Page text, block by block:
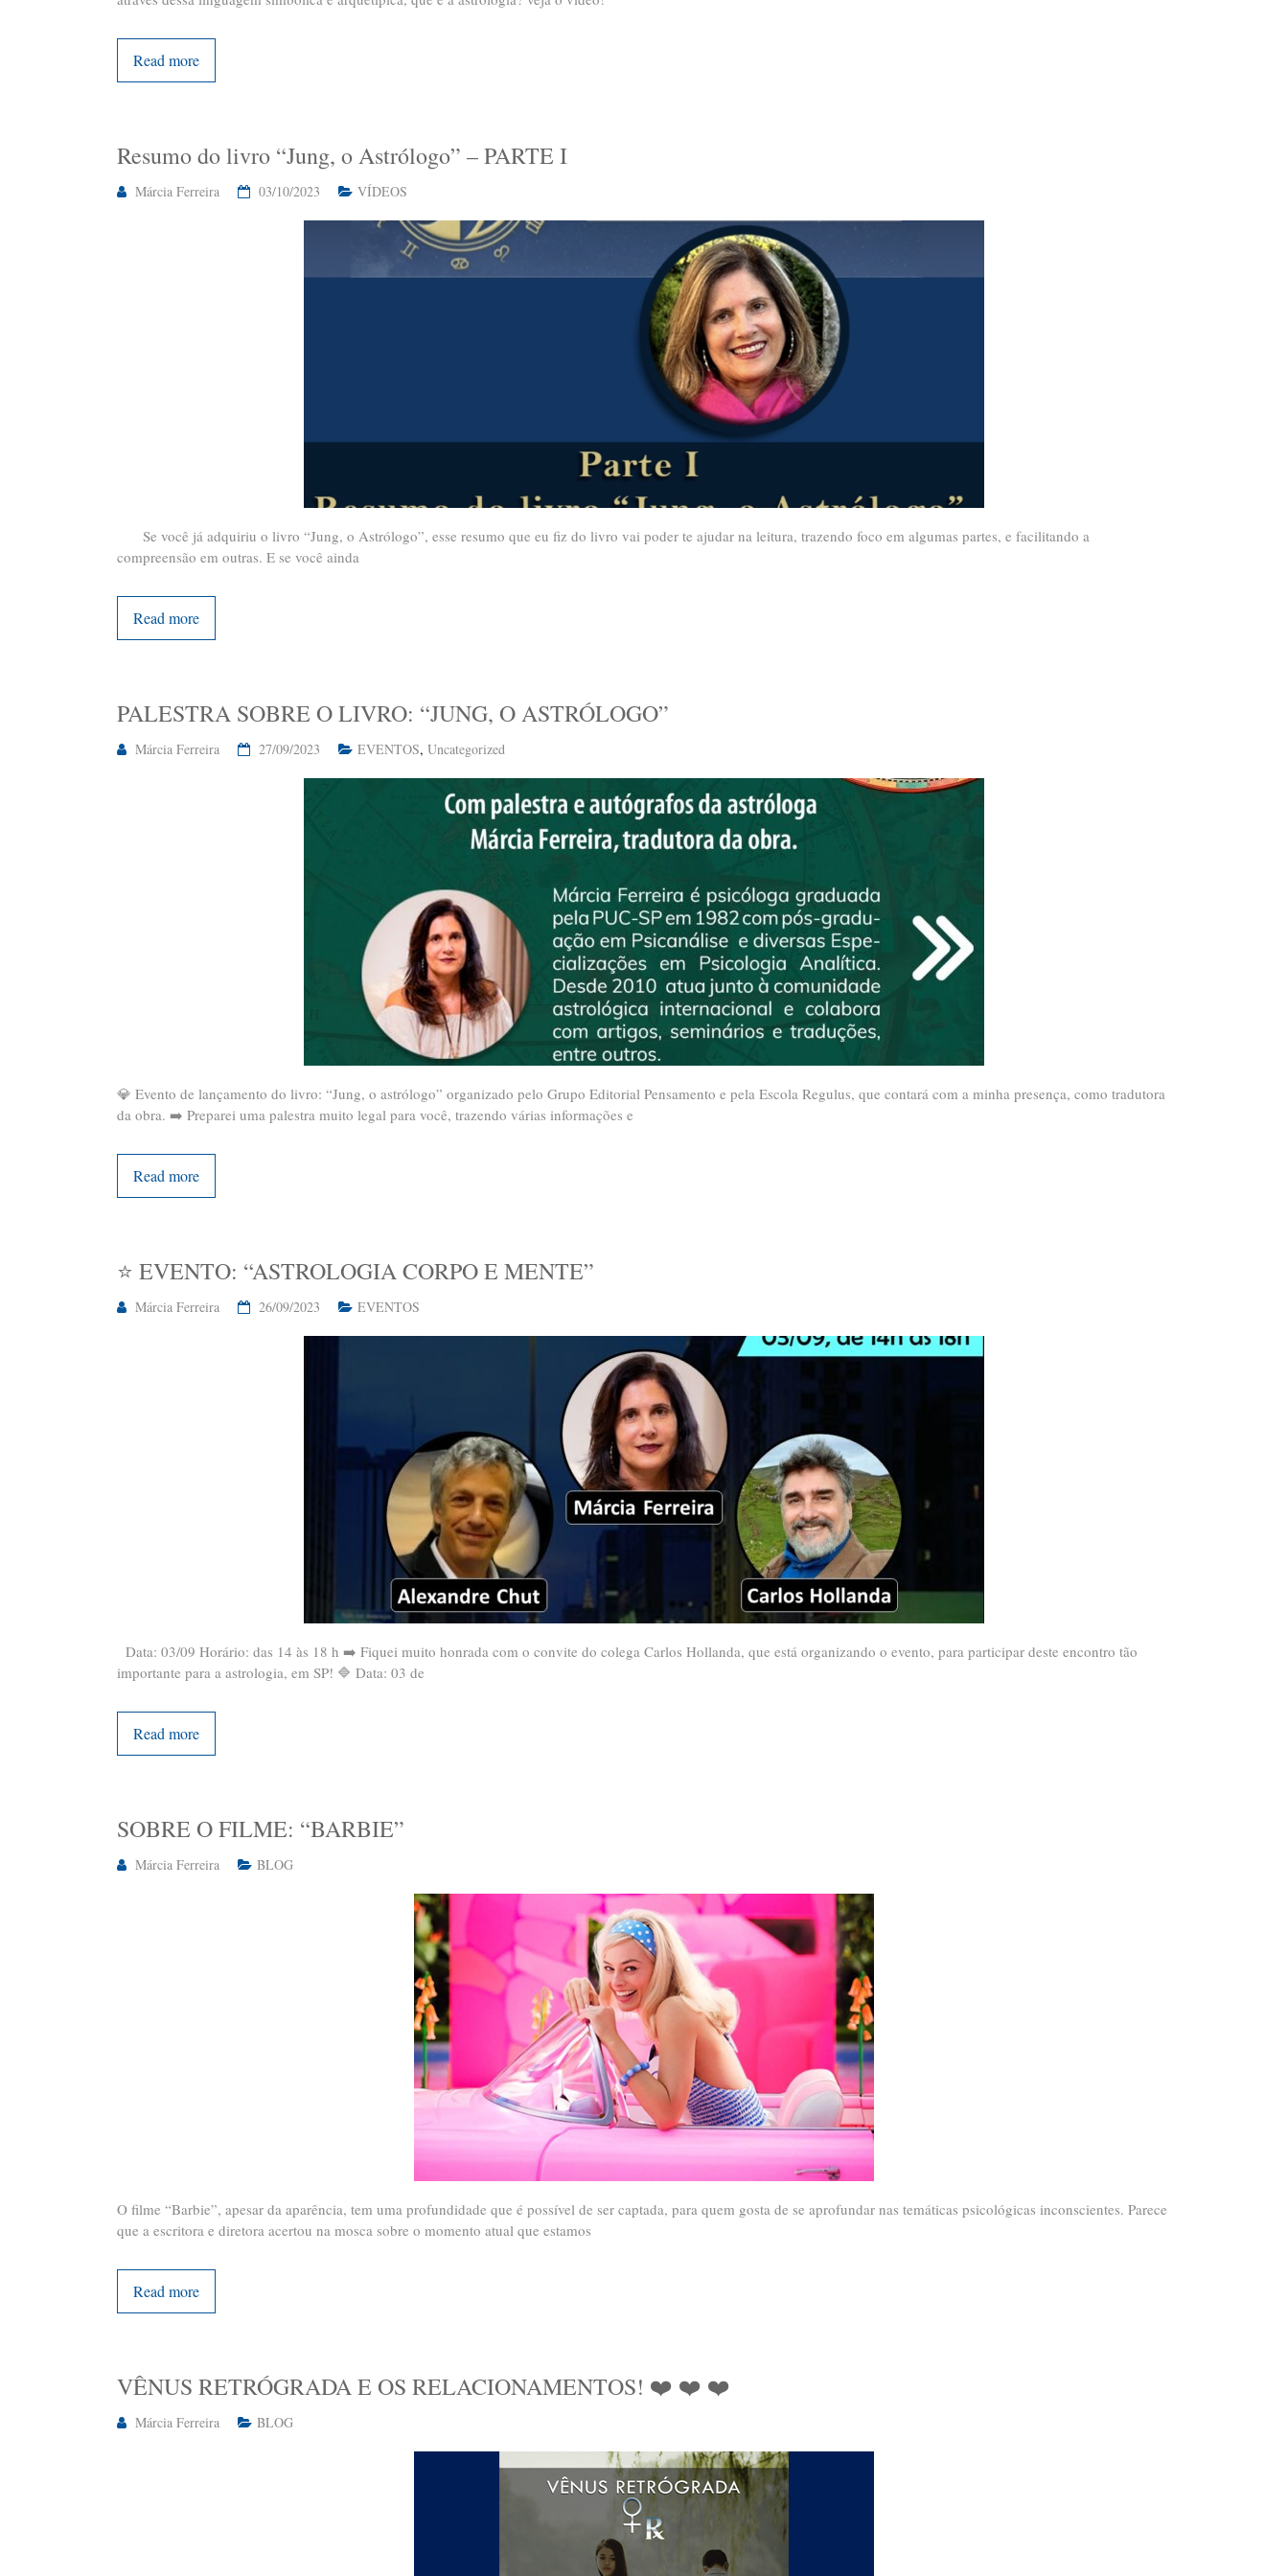
Read more
Resumo do livro “Jung, o Astrólogo” – PARTE I
Márcia Ferreira 03/10/2023 VÍDEOS
Se você já adquiriu o livro “Jung, o Astrólogo”, esse resumo que eu fiz do livro vai poder te ajudar na leitura, trazendo foco em algumas partes, e facilitando a
compreensão em outras. E se você ainda
Read more
PALESTRA SOBRE O LIVRO: “JUNG, O ASTRÓLOGO”
Márcia Ferreira 27/09/2023 EVENTOS, Uncategorized
💎 Evento de lançamento do livro: “Jung, o astrólogo” organizado pelo Grupo Editorial Pensamento e pela Escola Regulus, que contará com a minha presença, como tradutora
da obra. ➡️ Preparei uma palestra muito legal para você, trazendo várias informações e
Read more
⭐️ EVENTO: “ASTROLOGIA CORPO E MENTE”
Márcia Ferreira 26/09/2023 EVENTOS
Data: 03/09 Horário: das 14 às 18 h ➡️ Fiquei muito honrada com o convite do colega Carlos Hollanda, que está organizando o evento, para participar deste encontro tão
importante para a astrologia, em SP! 🔷 Data: 03 de
Read more
SOBRE O FILME: “BARBIE”
Márcia Ferreira BLOG
O filme “Barbie”, apesar da aparência, tem uma profundidade que é possível de ser captada, para quem gosta de se aprofundar nas temáticas psicológicas inconscientes. Parece
que a escritora e diretora acertou na mosca sobre o momento atual que estamos
Read more
VÊNUS RETRÓGRADA E OS RELACIONAMENTOS! ❤️ ❤️ ❤️
Márcia Ferreira BLOG